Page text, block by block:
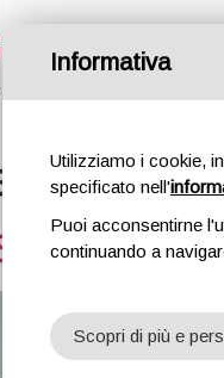
Informativa
Utilizziamo i cookie,
specificato nell'
Puoi acconsentirne
continuando a
Scopri di più e